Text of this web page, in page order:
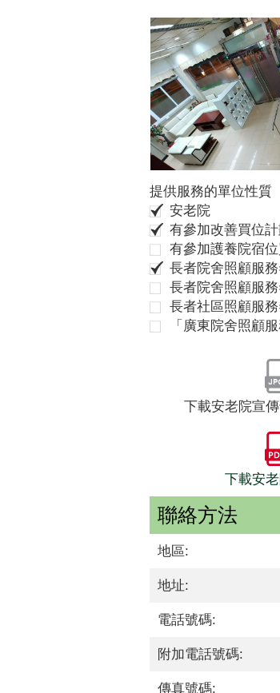
提供服務的單位性質
安老院
有參加改善買位
有參加護養院宿
長者院舍照顧服
長者院舍照顧服
長者社區照顧服
「廣東院舍照顧
下載安老院宣傳
下載安
聯絡方法
地區:
地址:
電話號碼:
附加電話號碼:
傳真號碼: